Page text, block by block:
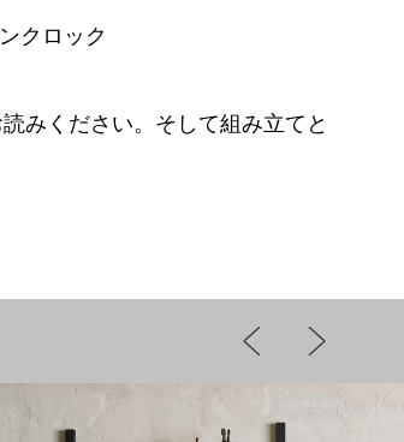
クロック
みください。 そして組み立てと